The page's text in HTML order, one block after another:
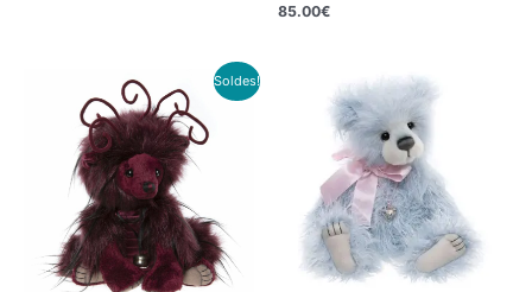
85.00€
Soldes!
prix
initial
était :
124.00€.
prix
actuel
est :
95.00€.